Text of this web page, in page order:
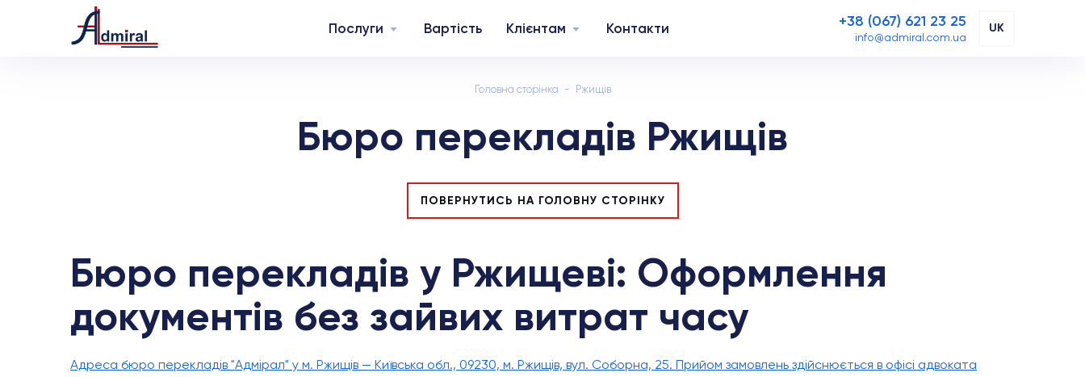
Послуги Вартість Клієнтам Контакти +38 (067) 621 23 25
info@admiral.com.ua
UK
Головна сторінка Ржищів
Бюро перекладів Ржищів
ПОВЕРНУТИСЬ НА ГОЛОВНУ СТОРІНКУ
Бюро перекладів у Ржищеві: Оформлення
документів без зайвих витрат часу
Адреса бюро перекладів "Адмірал" у м. Ржищів — Київська обл., 09230, м. Ржищів, вул. Соборна, 25. Прийом замовлень здійснюється в офісі адвоката